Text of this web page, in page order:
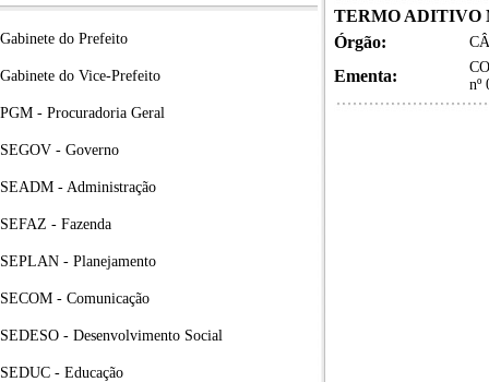
Gabinete do Prefeito
Gabinete do Vice-Prefeito
PGM - Procuradoria Geral
SEGOV - Governo
SEADM - Administração
SEFAZ - Fazenda
SEPLAN - Planejamento
SECOM - Comunicação
SEDESO - Desenvolvimento Social
SEDUC - Educação
TERMO ADITIVO
Órgão:
Ementa:
nº